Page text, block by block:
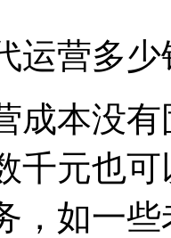
营多少
本没有
千元也
，如一